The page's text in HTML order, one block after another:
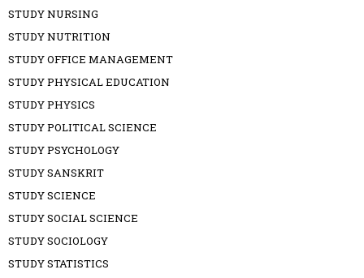
STUDY NURSING
STUDY NUTRITION
STUDY OFFICE MANAGEMENT
STUDY PHYSICAL EDUCATION
STUDY PHYSICS
STUDY POLITICAL SCIENCE
STUDY PSYCHOLOGY
STUDY SANSKRIT
STUDY SCIENCE
STUDY SOCIAL SCIENCE
STUDY SOCIOLOGY
STUDY STATISTICS